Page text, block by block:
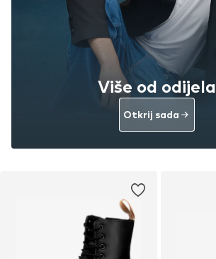
Više od odijela
Otkrij sada